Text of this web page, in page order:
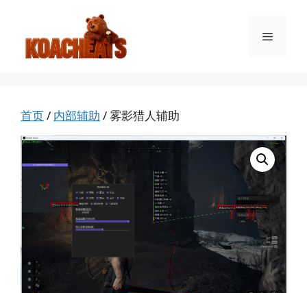
菜
首页/ 内部辅助 / 雾影猎人辅助